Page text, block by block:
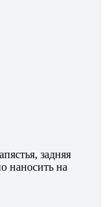
задняя
наносить на